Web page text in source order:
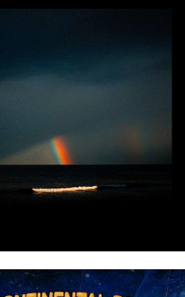
2023-07-21
2023-04-14